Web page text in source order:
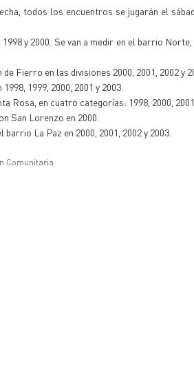
todos los encuentros se jugarán el
y 2000. Se van a medir en el barrio
Fierro en las divisiones 2000, 2001, 2002 y
1999, 2000, 2001 y 2003.
Rosa, en cuatro categorías: 1998, 2000, 2001
San Lorenzo en 2000.
La Paz en 2000, 2001, 2002 y 2003.
Comunitaria